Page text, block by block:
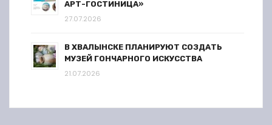
АРТ-ГОСТИНИЦА»
27.07.2026
В ХВАЛЫНСКЕ ПЛАНИРУЮТ СОЗДАТЬ
МУЗЕЙ ГОНЧАРНОГО ИСКУССТВА
21.07.2026